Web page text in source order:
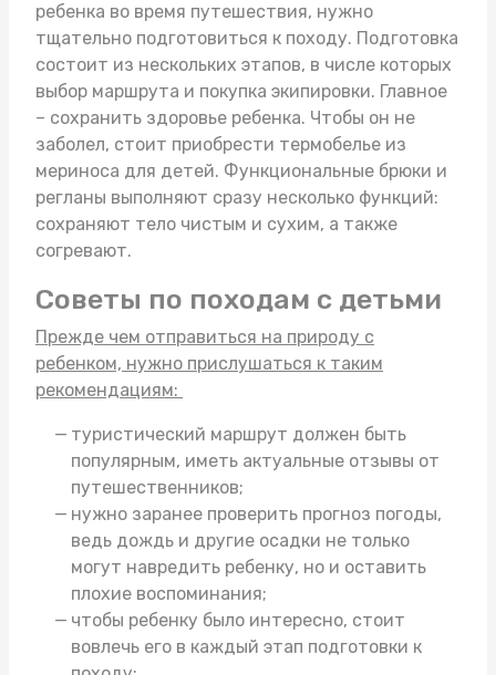
ребенка во время путешествия, нужно
тщательно подготовиться к походу. Подготовка
состоит из нескольких этапов, в числе которых
выбор маршрута и покупка экипировки. Главное
– сохранить здоровье ребенка. Чтобы он не
заболел, стоит приобрести термобелье из
мериноса для детей. Функциональные брюки и
регланы выполняют сразу несколько функций:
сохраняют тело чистым и сухим, а также
согревают.
Советы по походам с детьми
Прежде чем отправиться на природу с
ребенком, нужно прислушаться к таким
рекомендациям:
туристический маршрут должен быть
популярным, иметь актуальные отзывы от
путешественников;
нужно заранее проверить прогноз погоды,
ведь дождь и другие осадки не только
могут навредить ребенку, но и оставить
плохие воспоминания;
чтобы ребенку было интересно, стоит
вовлечь его в каждый этап подготовки к